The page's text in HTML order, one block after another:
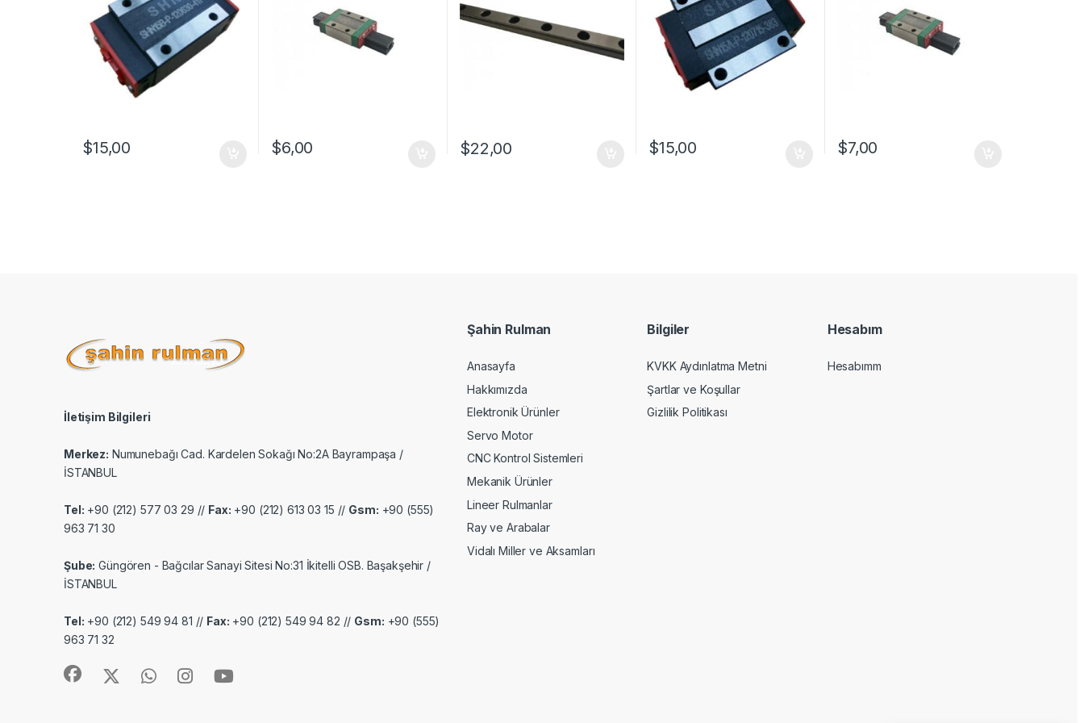
$15,00 $6,00 $22,00 $15,00 $7,00
İletişim Bilgileri
Merkez: Numunebağı Cad. Kardelen Sokağı No:2A Bayrampaşa /
İSTANBUL
Tel: +90 (212) 577 03 29 // Fax: +90 (212) 613 03 15 // Gsm: +90 (555)
963 71 30
Şube: Güngören - Bağcılar Sanayi Sitesi No:31 İkitelli OSB. Başakşehir /
İSTANBUL
Tel: +90 (212) 549 94 81 // Fax: +90 (212) 549 94 82 // Gsm: +90 (555)
963 71 32
Şahin Rulman
Anasayfa
Hakkımızda
Elektronik Ürünler
Servo Motor
CNC Kontrol Sistemleri
Mekanik Ürünler
Lineer Rulmanlar
Ray ve Arabalar
Vidalı Miller ve Aksamları
Bilgiler
KVKK Aydınlatma Metni
Şartlar ve Koşullar
Gizlilik Politikası
Hesabım
Hesabımm